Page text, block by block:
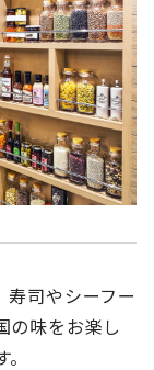
寿司やシーフー
の味をお楽し